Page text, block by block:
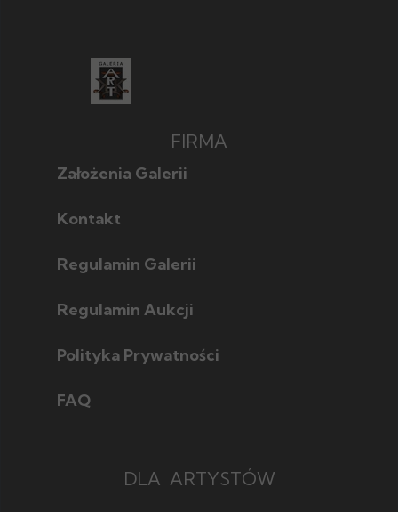
FIRMA
Założenia Galerii
Kontakt
Regulamin Galerii
Regulamin Aukcji
Polityka Prywatności
FAQ
DLA ARTYSTÓW